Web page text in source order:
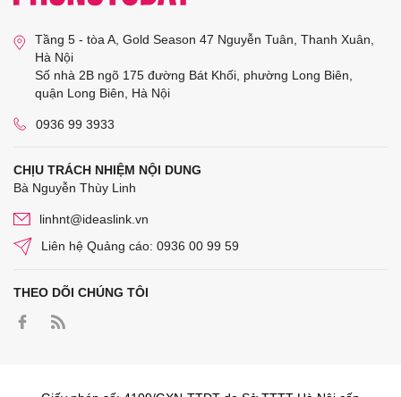
Tầng 5 - tòa A, Gold Season 47 Nguyễn Tuân, Thanh Xuân,
Hà Nội
Số nhà 2B ngõ 175 đường Bát Khối, phường Long Biên,
quận Long Biên, Hà Nội
0936 99 3933
CHỊU TRÁCH NHIỆM NỘI DUNG
Bà Nguyễn Thùy Linh
linhnt@ideaslink.vn
Liên hệ Quảng cáo: 0936 00 99 59
THEO DÕI CHÚNG TÔI